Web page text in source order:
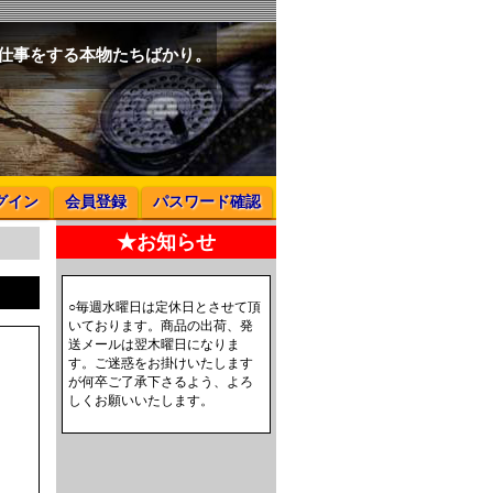
事をする本物たちばかり。
イン 会員登録 パスワード確認
★お知らせ
○毎週水曜日は定休日とさせて頂
いております。商品の出荷、発
送メールは翌木曜日になりま
す。ご迷惑をお掛けいたします
が何卒ご了承下さるよう、よろ
しくお願いいたします。